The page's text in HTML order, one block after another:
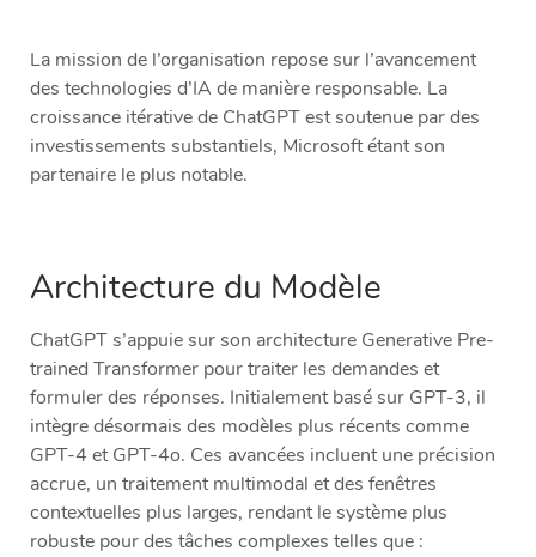
La mission de l’organisation repose sur l’avancement
des technologies d’IA de manière responsable. La
croissance itérative de ChatGPT est soutenue par des
investissements substantiels, Microsoft étant son
partenaire le plus notable.
Architecture du Modèle
ChatGPT s’appuie sur son architecture Generative Pre-
trained Transformer pour traiter les demandes et
formuler des réponses. Initialement basé sur GPT-3, il
intègre désormais des modèles plus récents comme
GPT-4 et GPT-4o. Ces avancées incluent une précision
accrue, un traitement multimodal et des fenêtres
contextuelles plus larges, rendant le système plus
robuste pour des tâches complexes telles que :